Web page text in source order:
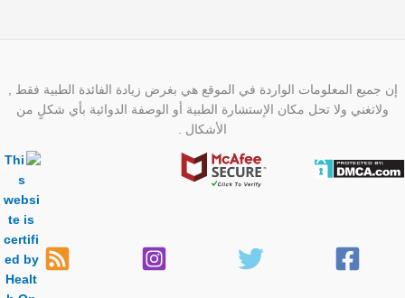
إن جميع المعلومات الواردة في الموقع هي بغرض زيادة الفائدة الطبية فقط ,
ولاتغني ولا تحل مكان الإستشارة الطبية أو الوصفة الدوائية بأي شكلٍ من
الأشكال .